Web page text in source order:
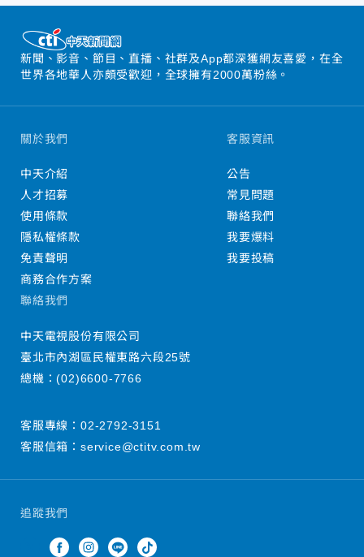
新聞、影音、節目、直播、社群及App都深獲網友喜愛，在全
世界各地華人亦頗受歡迎，全球擁有2000萬粉絲。
追蹤我們
關於我們
中天介紹
人才招募
使用條款
隱私權條款
免責聲明
商務合作方案
客服資訊
公告
常見問題
聯絡我們
我要爆料
我要投稿
聯絡我們
中天電視股份有限公司
臺北市內湖區民權東路六段25號
總機：(02)6600-7766
客服專線： 02-2792-3151
客服信箱： service@ctitv.com.tw